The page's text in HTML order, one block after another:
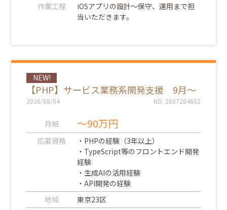
作業工程
iOSアプリの設計～保守、運用まで担
当いただきます。
NEW!
【PHP】サービス業務系開発支援 9月～
2026/08/04 NO. 2607284602
月給 ～90万円
応募資格
・PHPの経験（3年以上）
・TypeScript等のフロントエンド開発
経験
・生成AIの活用経験
・API開発の経験
地域
東京23区